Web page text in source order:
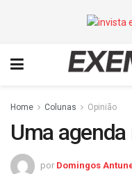
Home Colunas Opinião
Uma
por Domingos